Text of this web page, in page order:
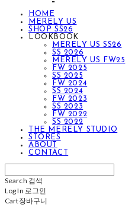
HOME
MERELY US
SHOP SS26
LOOKBOOK
MERELY US SS26
SS 2026
MERELY US FW25
FW 2025
SS 2025
FW 2024
SS 2024
FW 2023
SS 2023
FW 2022
SS 2022
THE MERELY STUDIO
STORES
ABOUT
CONTACT
Search 검색
Log In 로그인
Cart장바구니